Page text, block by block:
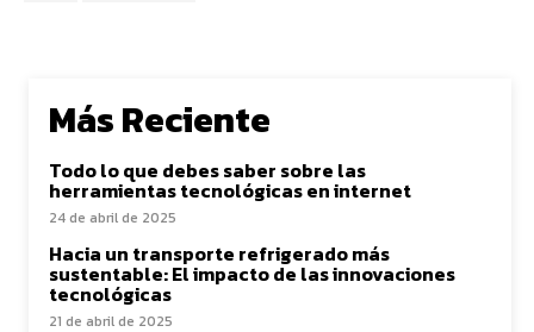
Más Reciente
Todo lo que debes saber sobre las
herramientas tecnológicas en internet
24 de abril de 2025
Hacia un transporte refrigerado más
sustentable: El impacto de las innovaciones
tecnológicas
21 de abril de 2025